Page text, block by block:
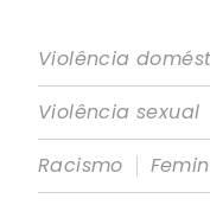
Violência
Violência sexual
Racismo |